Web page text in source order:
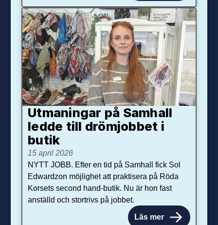
Utmaningar på Sam­hall
ledde till dröm­jobbet i
butik
15 april 2026
NYTT JOBB. Efter en tid på Samhall fick Sol
Edwardzon möjlighet att praktisera på Röda
Korsets second hand-butik. Nu är hon fast
anställd och stortrivs på jobbet.
Läs mer